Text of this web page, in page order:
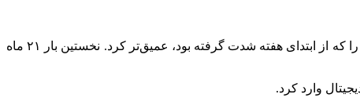
به گزارش اقتصاد آنلاین به نقل از زومیت، قیمت بیت‌کوین ساعاتی پیش به زیر ۶۰ هزار دلار سقوط کرد. این ریزش، روند فروش دارایی‌ها را که از ابتدای هفته شدت گرفته بود، عمیق‌تر کرد. نخستین بار ۲۱ ماه